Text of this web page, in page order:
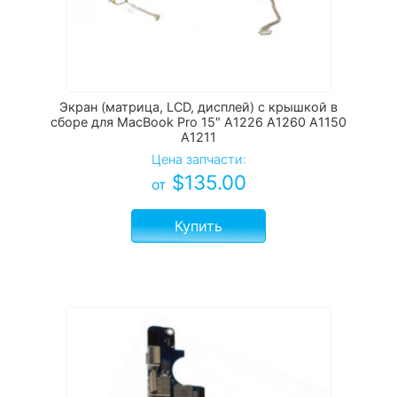
Экран (матрица, LCD, дисплей) с крышкой в
сборе для MacBook Pro 15″ A1226 A1260 A1150
A1211
Цена запчасти:
от $135.00
Купить